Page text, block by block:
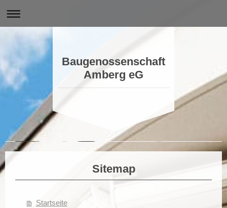
Baugenossenschaft
Amberg eG
Baugenossenschaft Amberg eG
Sitemap
Startseite